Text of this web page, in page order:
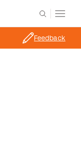
Feedback